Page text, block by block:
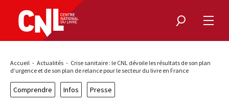
Rechercher
le
Fil
d'Ariane
Accueil Actualités
Crise sanitaire : le CNL dévoile les résultats de son plan
d’urgence et de son plan de relance pour le secteur du livre en France
Comprendre Infos Presse